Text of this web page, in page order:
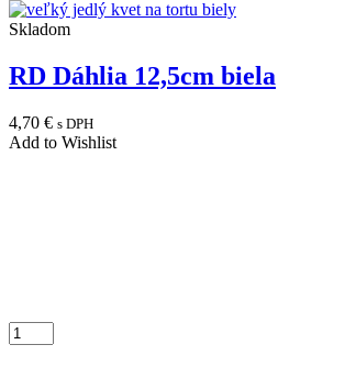
Skladom
RD Dáhlia 12,5cm biela
4,70 € s DPH
Add to Wishlist